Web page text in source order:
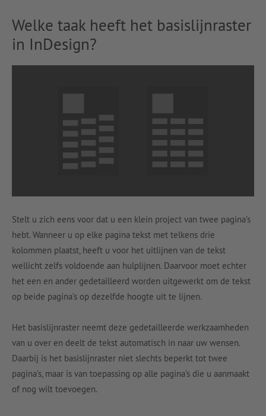
Welke taak heeft het basislijnraster
in InDesign?
Stelt u zich eens voor dat u een klein project van twee pagina’s
hebt. Wanneer u op elke pagina tekst met telkens drie
kolommen plaatst, heeft u voor het uitlijnen van de tekst
wellicht zelfs voldoende aan hulplijnen. Daarvoor moet echter
het een en ander gedetailleerd worden uitgewerkt om de tekst
op beide pagina’s op dezelfde hoogte uit te lijnen.
Het basislijnraster neemt deze gedetailleerde werkzaamheden
van u over en deelt de tekst automatisch in naar uw wensen.
Daarbij is het basislijnraster niet slechts beperkt tot twee
pagina’s, maar is van toepassing op alle pagina’s die u aanmaakt
of nog wilt toevoegen.